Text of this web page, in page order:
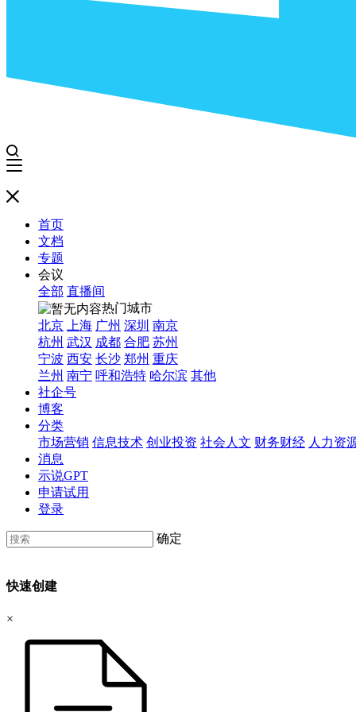
首页
文档
专题
会议
全部 直播间
热门城市
北京
上海 广州 深圳 南京
杭州 武汉 成都 合肥 苏州
宁波 西安 长沙 郑州 重庆
兰州 南宁 呼和浩特 哈尔滨 其他
社企号
博客
分类
市场营销 信息技术 创业投资 社会人文 财务财经 人力资
消息
示说GPT
申请试用
登录
确定
快速创建
×